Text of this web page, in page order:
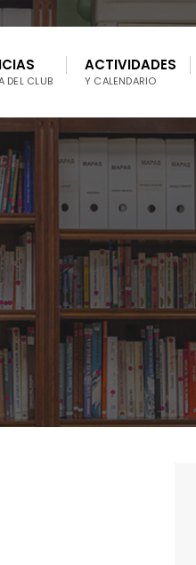
DEL CLUB
ACTIVIDADES
Y CALENDARIO